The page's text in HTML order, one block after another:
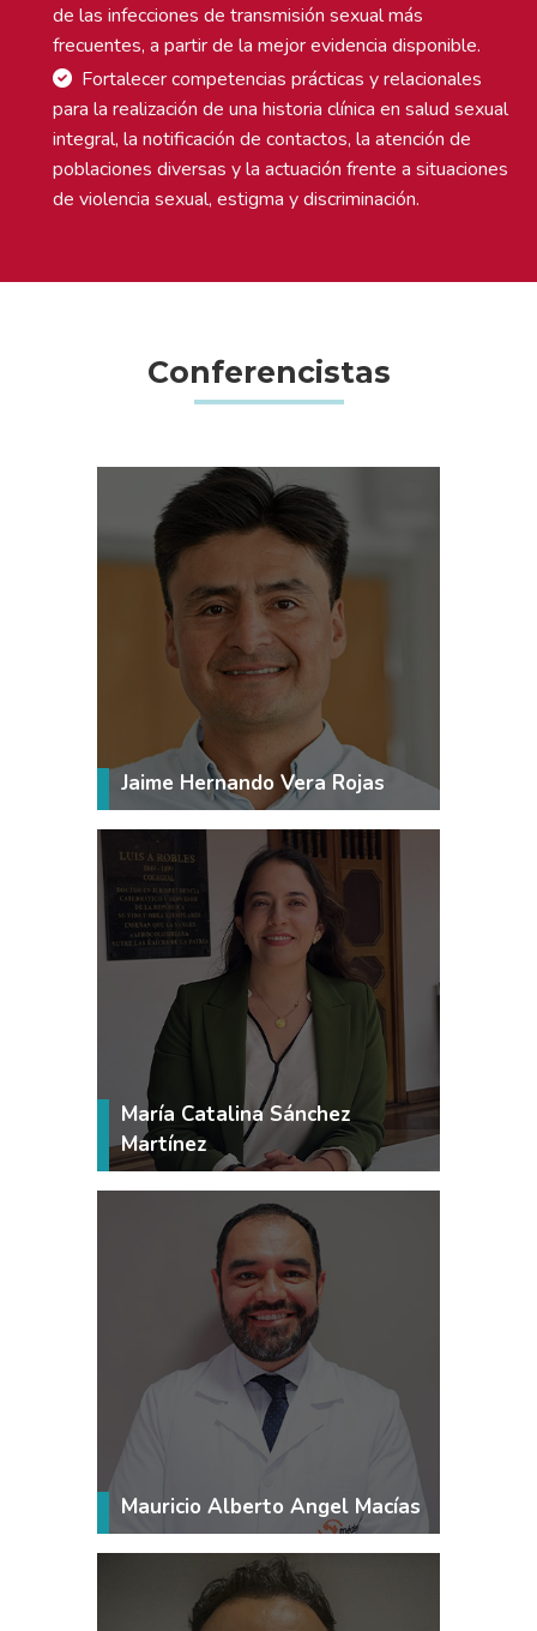
de las infecciones de transmisión sexual más
frecuentes, a partir de la mejor evidencia disponible.
Fortalecer competencias prácticas y relacionales
para la realización de una historia clínica en salud sexual
integral, la notificación de contactos, la atención de
poblaciones diversas y la actuación frente a situaciones
de violencia sexual, estigma y discriminación.
Conferencistas
Jaime Hernando Vera Rojas
María Catalina Sánchez
Martínez
Mauricio Alberto Angel Macías